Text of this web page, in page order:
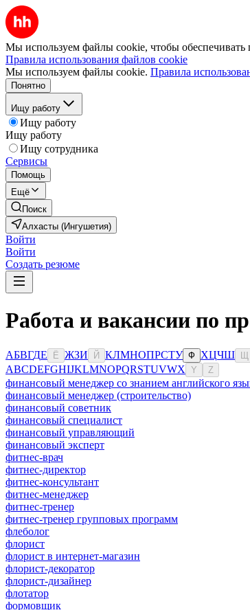
Мы используем файлы cookie, чтобы обеспечивать
Правила использования файлов cookie
Мы используем файлы cookie. Правила
Понятно
Ищу работу
Ищу работу
Ищу работу
Ищу сотрудника
Сервисы
Помощь
Ещё
Поиск
Алхасты (Ингушетия)
Войти
Войти
Создать резюме
Работа и вакансии по
АБВГДЕ Ё ЖЗИ Й КЛМНОПРСТУ Ф ХЦЧШ
ABCDEFGHIJKLMNOPQRSTUVWX Y Z
финансовый менеджер со знанием английского
финансовый менеджер (строительство)
финансовый советник
финансовый специалист
финансовый управляющий
финансовый эксперт
фитнес-врач
фитнес-директор
фитнес-консультант
фитнес-менеджер
фитнес-тренер
фитнес-тренер групповых программ
флеболог
флорист
флорист в интернет-магазин
флорист-декоратор
флорист-дизайнер
флотатор
формовщик